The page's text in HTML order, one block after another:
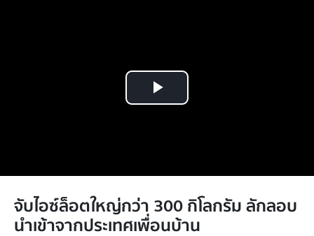
Play
จับไอซ์ล็อตใหญ่กว่า 300 กิโลกรัม ลักลอบ
นำเข้าจากประเทศเพื่อนบ้าน